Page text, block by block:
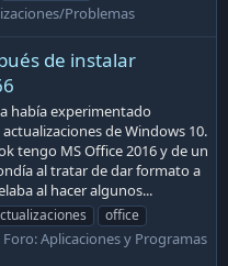
Problemas
de instalar
había experimentado
de Windows 10.
tengo MS Office 2016 y de un
al tratar de dar formato a
al hacer algunos...
office
Foro:Aplicaciones y Programas